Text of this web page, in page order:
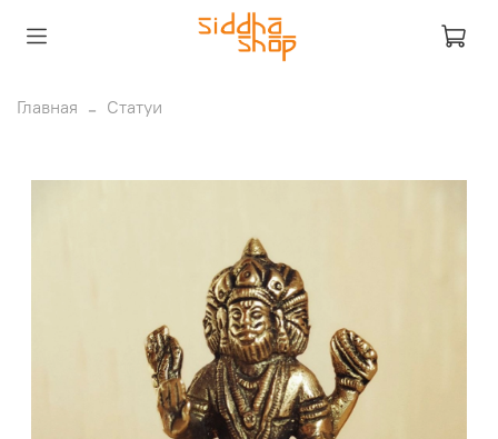
Главная Статуи